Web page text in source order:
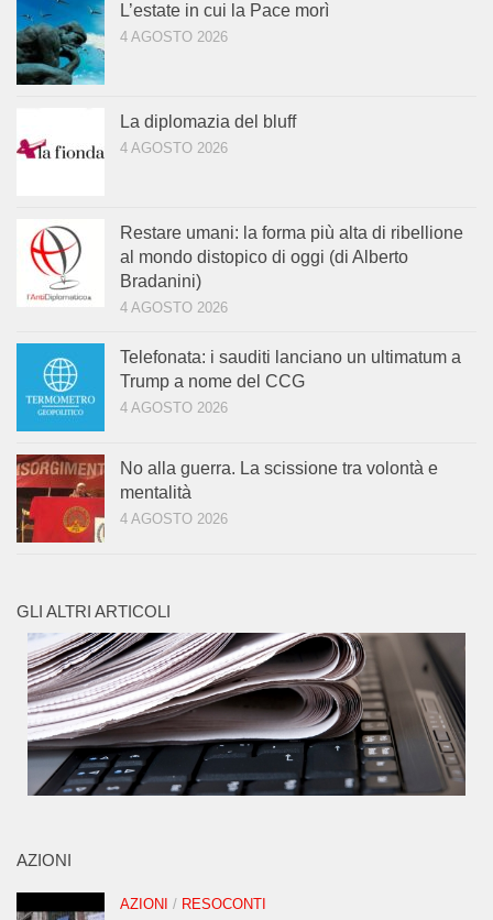
L’estate in cui la Pace morì
4 AGOSTO 2026
La diplomazia del bluff
4 AGOSTO 2026
Restare umani: la forma più alta di ribellione
al mondo distopico di oggi (di Alberto
Bradanini)
4 AGOSTO 2026
Telefonata: i sauditi lanciano un ultimatum a
Trump a nome del CCG
4 AGOSTO 2026
No alla guerra. La scissione tra volontà e
mentalità
4 AGOSTO 2026
GLI ALTRI ARTICOLI
AZIONI
AZIONI / RESOCONTI